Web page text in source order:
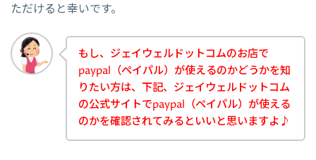
ただけると幸いです。
もし、ジェイウェルドットコムのお店で
paypal（ペイパル）が使えるのかどうかを知
りたい方は、下記、ジェイウェルドットコム
の公式サイトでpaypal（ペイパル）が使える
のかを確認されてみるといいと思いますよ♪